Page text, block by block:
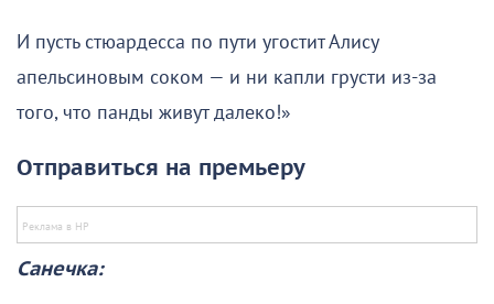
И пусть стюардесса по пути угостит Алису
апельсиновым соком — и ни капли грусти из-за
того, что панды живут далеко!»
Отправиться на премьеру
Санечка: